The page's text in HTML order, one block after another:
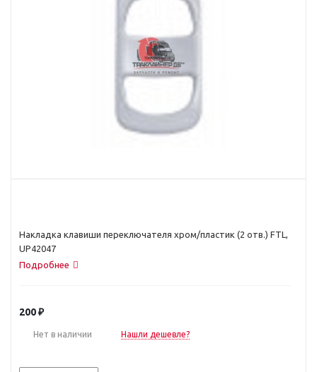
Накладка клавиши переключателя хром/пластик (2 отв.) FTL,
UP42047
Подробнее
200₽
Нет в наличии Нашли дешевле?